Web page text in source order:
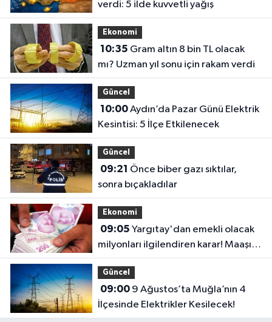
verdi: 5 ilde kuvvetli yağış
Ekonomi
10:35
mı? Uzman yıl sonu için rakam verdi
Güncel
10:00Aydın’da Pazar Günü Elektrik
Kesintisi: 5 İlçe Etkilenecek
Güncel
09:21
sonra bıçakladılar
Ekonomi
09:05
milyonları ilgilendiren karar! Maaşı
gecikenler dikkat
Güncel
09:009 Ağustos’ta Muğla’nın 4
İlçesinde Elektrikler Kesilecek!